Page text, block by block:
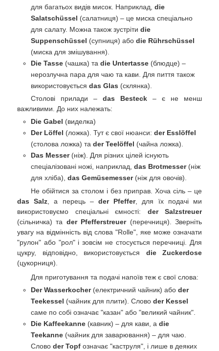
для багатьох видів мисок. Наприклад, die
Salatschüssel (салатниця) – це миска спеціально
для салату. Можна також зустріти die
Suppenschüssel (супниця) або die Rührschüssel
(миска для змішування).
Die Tasse (чашка) та die Untertasse (блюдце) –
нерозлучна пара для чаю та кави. Для пиття також
використовується das Glas (склянка).
Столові прилади – das Besteck – є не менш
важливими. До них належать:
Die Gabel (виделка)
Der Löffel (ложка). Тут є свої нюанси: der Esslöffel
(столова ложка) та der Teelöffel (чайна ложка).
Das Messer(ніж). Для різних цілей існують
спеціалізовані ножі, наприклад, das Brotmesser(ніж
для хліба), das Gemüsemesser(ніж для овочів).
Не обійтися за столом і без приправ. Хоча сіль – це
das Salz , а перець –der Pfeffer, для їх подачі ми
використовуємо спеціальні ємності: der Salzstreuer
(сільничка) та der Pfefferstreuer(перечниця). Зверніть
увагу на відмінність від слова "Rolle", яке може означати
"рулон" або "рол" і зовсім не стосується перечниці. Для
цукру, відповідно, використовується die Zuckerdose
(цукорниця).
Для приготування та подачі напоїв теж є свої слова:
Der Wasserkocher(електричний чайник) або der
Teekessel (чайник для плити). Слово der Kessel
саме по собі означає "казан" або "великий чайник".
Die Kaffeekanne (кавник) – для кави, а die
Teekanne (чайник для заварювання) – для чаю.
Слово der Topf означає "каструля", і лише в деяких